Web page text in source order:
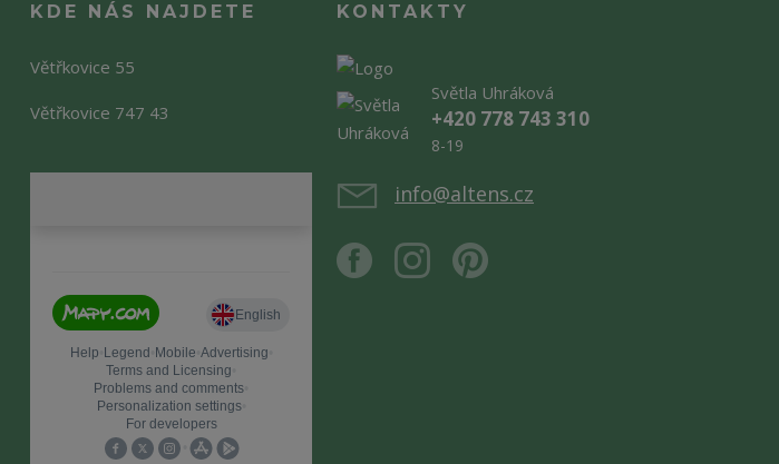
KDE NÁS NAJDETE
Větřkovice 55
Větřkovice 747 43
KONTAKTY
Světla Uhráková
+420 778 743 310
8-19
info@altens.cz